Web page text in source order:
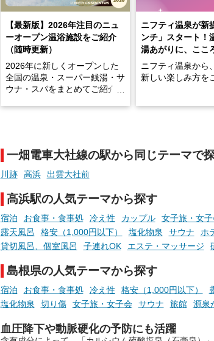
【最新版】2026年注目のニュ
ーオープン温浴施設をご紹介
（随時更新）
2026年に新しくオープンした
全国の温泉・スーパー銭湯・サ
ウナ・スパをまとめてご紹介！
まったスポットが続々登場して
います。
現地取材記事もあわせて紹介し
ていますので、気になる施設は
ぜひチェックして次のおでかけ
先の参考にしてみてください
ね。
ニフティ温泉が新
ンチ」スタート！
湯あがりに、ここ
ニフティ温泉から
新しい楽しみ方を
手相やタロットな
一畑電車大社線の駅から同じテーマで
川跡 高浜 出雲大社前
高浜駅の人気テーマから探す
宿泊 お食事・食事処 冷え性 カップル 女子旅・女
露天風呂
格安（1,000円以下） 塩化物泉 サウナ ホ
貸切風呂、個室風呂
子連れOK エステ・マッサージ
島根県の人気テーマから探す
宿泊 お食事・食事処 冷え性 格安（1,000円以下）
塩化物泉
切り傷 女子旅・女子会 サウナ 旅館 源泉
血圧降下や動脈硬化の予防にも活躍